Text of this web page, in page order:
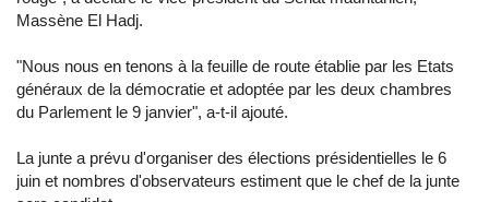
Massène El Hadj.
"Nous nous en tenons à la feuille de route établie par les Etats
généraux de la démocratie et adoptée par les deux chambres
du Parlement le 9 janvier", a-t-il ajouté.
La junte a prévu d'organiser des élections présidentielles le 6
juin et nombres d'observateurs estiment que le chef de la junte